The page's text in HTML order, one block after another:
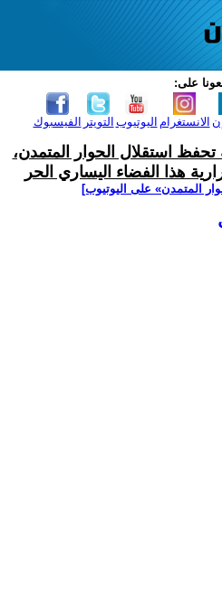
على:
الفيسبوك التويتر اليوتيوب الانستغرام
تحفظ استقلال الحوار المتمدن،
هذا الفضاء اليساري الحر
المتمدن» على اليوتيوب]